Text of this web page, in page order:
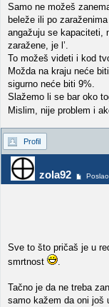
Samo ne možeš
beleže ili po
angažuju se kapaciteti,
zaražene, je l’.
To možeš videti i kod
Možda na kraju neće
sigurno neće biti 9%.
Slažemo li se bar oko
Mislim, nije problem i
Profil
zola92
Sve to što pričaš je u
smrtnost
.
Tačno je da ne treba
samo kažem da oni još